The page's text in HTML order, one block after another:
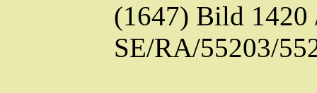
(1647) Bild
SE/RA/55203/